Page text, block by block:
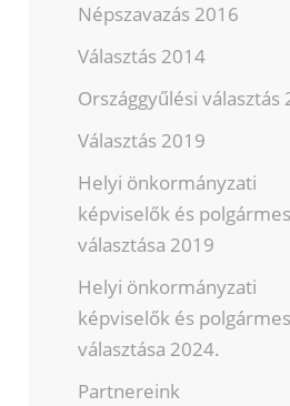
Népszavazás 2016
Választás 2014
Országgyűlési választás
Választás 2019
Helyi önkormányzati
képviselők és
választása 2019
Helyi önkormányzati
képviselők és
választása 2024.
Partnereink